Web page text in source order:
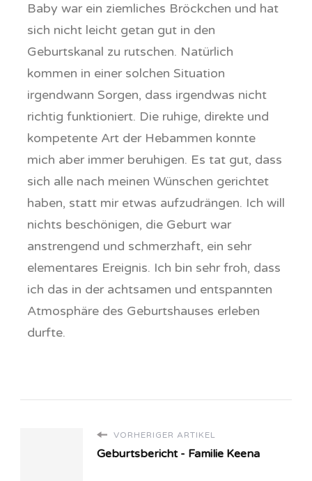
Baby war ein ziemliches Bröckchen und hat
sich nicht leicht getan gut in den
Geburtskanal zu rutschen. Natürlich
kommen in einer solchen Situation
irgendwann Sorgen, dass irgendwas nicht
richtig funktioniert. Die ruhige, direkte und
kompetente Art der Hebammen konnte
mich aber immer beruhigen. Es tat gut, dass
sich alle nach meinen Wünschen gerichtet
haben, statt mir etwas aufzudrängen. Ich will
nichts beschönigen, die Geburt war
anstrengend und schmerzhaft, ein sehr
elementares Ereignis. Ich bin sehr froh, dass
ich das in der achtsamen und entspannten
Atmosphäre des Geburtshauses erleben
durfte.
VORHERIGER ARTIKEL
Geburtsbericht - Familie Keena